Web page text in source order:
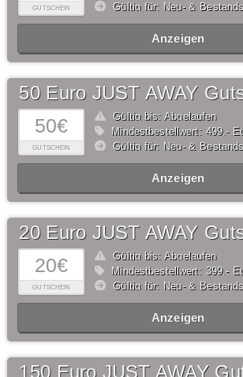
GUTSCHEIN
Gültig für: Neu- &
Anzeigen
50€
GUTSCHEIN
50 Euro JUST AWAY
Gültig bis: Abgelaufen
Mindestbestellwert: 499,-
Gültig für: Neu- &
Anzeigen
20€
GUTSCHEIN
20 Euro JUST AWAY
Gültig bis: Abgelaufen
Mindestbestellwert: 399,-
Gültig für: Neu- &
Anzeigen
150 Euro JUST AWAY